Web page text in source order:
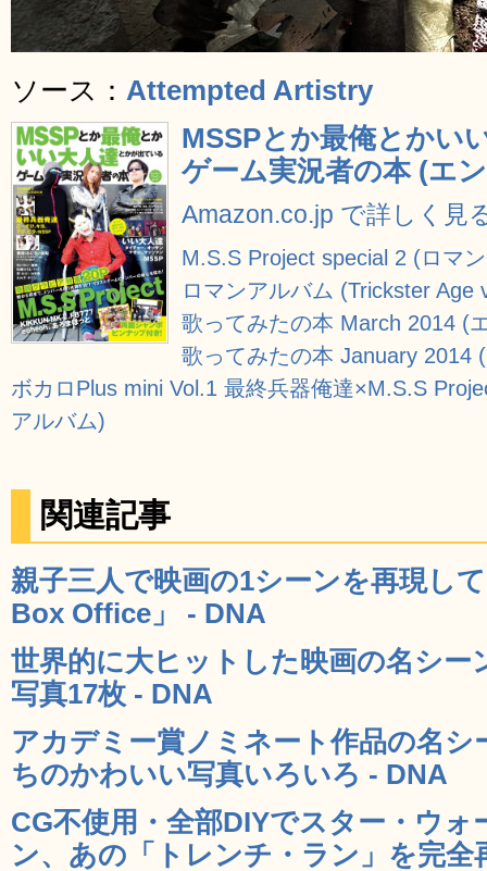
ソース： Attempted Artistry
MSSPとか最俺とかい
ゲーム実況者の本 (エ
Amazon.co.jp で詳しく見
M.S.S Project special 2 (ロマ
ロマンアルバム (Trickster Age
歌ってみたの本 March 2014 (
歌ってみたの本 January 2014
ボカロPlus mini Vol.1 最終兵器俺達×M.S.S
アルバム)
関連記事
親子三人で映画の1シーンを再現し
Box Office」 - DNA
世界的に大ヒットした映画の名シー
写真17枚 - DNA
アカデミー賞ノミネート作品の名
ちのかわいい写真いろいろ - DNA
CG不使用・全部DIYでスター・ウ
ン、あの「トレンチ・ラン」を完全